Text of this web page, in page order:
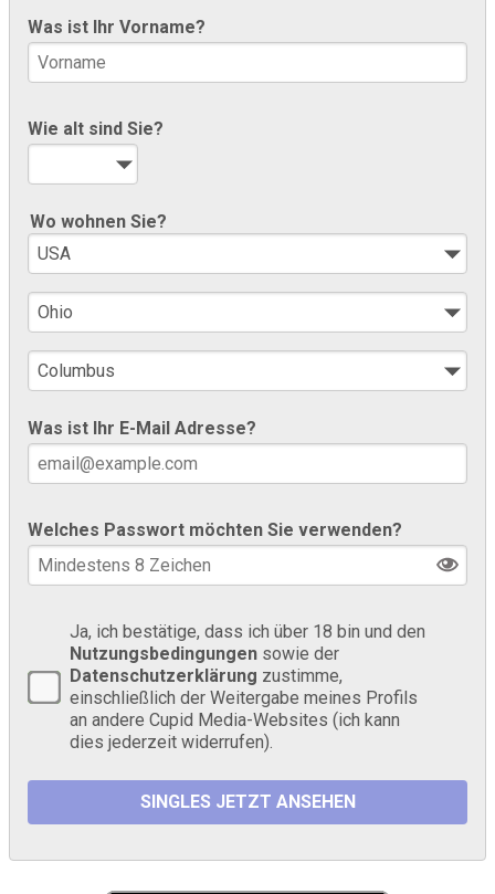
Was ist Ihr Vorname?
Wie alt sind Sie?
Wo wohnen Sie?
Was ist Ihr E-Mail Adresse?
Welches Passwort möchten Sie verwenden?
Ja, ich bestätige, dass ich über 18 bin und den
Nutzungsbedingungen sowie der
Datenschutzerklärung zustimme,
einschließlich der Weitergabe meines Profils
an andere Cupid Media-Websites (ich kann
dies jederzeit widerrufen).